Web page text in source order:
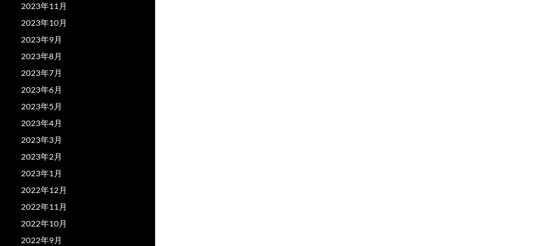
2023年11月
2023年10月
2023年9月
2023年8月
2023年7月
2023年6月
2023年5月
2023年4月
2023年3月
2023年2月
2023年1月
2022年12月
2022年11月
2022年10月
2022年9月